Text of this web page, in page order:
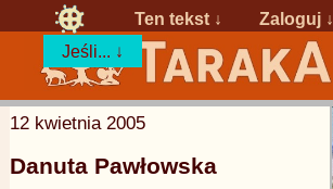
Ten tekst ↓ Zaloguj ↓
Jeśli... ↓
12 kwietnia 2005
Danuta Pawłowska